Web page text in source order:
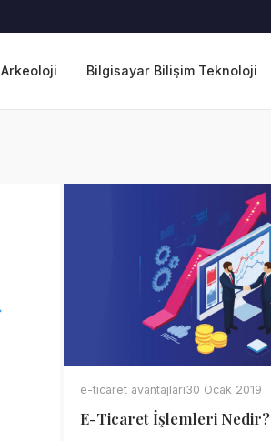
Arkeoloji Bilgisayar Bilişim Teknoloji
e-ticaret avantajları30 Ocak 2019
E-Ticaret İşlemleri Nedir?